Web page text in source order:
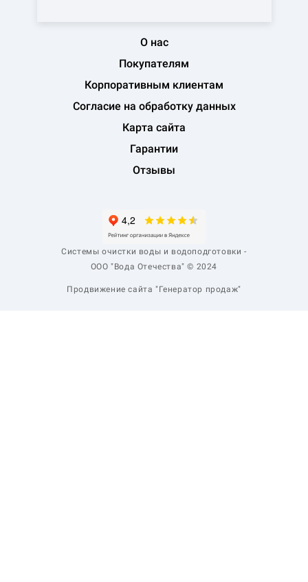
О нас
Покупателям
Корпоративным клиентам
Согласие на обработку данных
Карта сайта
Гарантии
Отзывы
Системы очистки воды и водоподготовки -
ООО "Вода Отечества" © 2024
Продвижение сайта "Генератор продаж"